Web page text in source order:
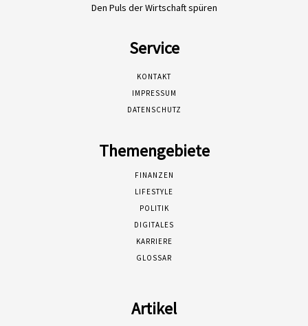
Den Puls der Wirtschaft spüren
Service
KONTAKT
IMPRESSUM
DATENSCHUTZ
Themengebiete
FINANZEN
LIFESTYLE
POLITIK
DIGITALES
KARRIERE
GLOSSAR
Artikel